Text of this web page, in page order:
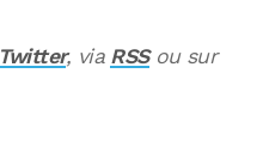
Twitter, via RSSou sur